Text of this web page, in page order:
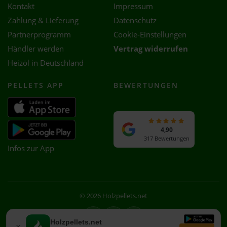
Holzpellets.net
Kontakt
Zahlung & Lieferung
Partnerprogramm
Händler werden
Heizöl in Deutschland
Impressum
Datenschutz
Cookie-Einstellungen
Vertrag widerrufen
PELLETS APP
Infos zur App
BEWERTUNGEN
4,90
317 Bewertungen
© 2026 Holzpellets.net
Facebook